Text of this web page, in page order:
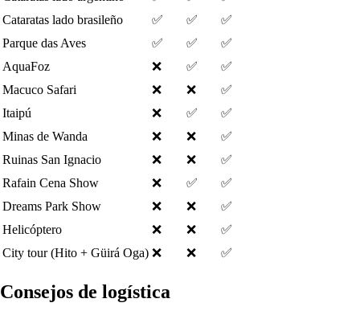
Cataratas lado brasileño
✅ ✅
✅
Parque das Aves
✅ ✅
✅
AquaFoz
❌ ✅
✅
Macuco Safari
❌ ❌
✅
Itaipú
❌ ✅
✅
Minas de Wanda
❌ ❌
✅
Ruinas San Ignacio
❌ ❌
✅
Rafain Cena Show
❌ ✅
✅
Dreams Park Show
❌ ❌
✅
Helicóptero
❌ ❌
✅
City tour (Hito + Güirá Oga) ❌ ❌ ✅
Consejos de logística